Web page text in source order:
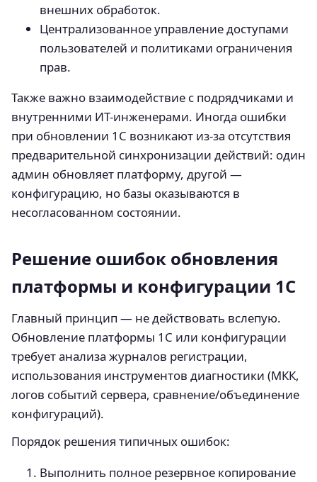
внешних обработок.
Централизованное управление доступами
пользователей и политиками ограничения
прав.
Также важно взаимодействие с подрядчиками и
внутренними ИТ-инженерами. Иногда ошибки
при обновлении 1С возникают из-за отсутствия
предварительной синхронизации действий: один
админ обновляет платформу, другой —
конфигурацию, но базы оказываются в
несогласованном состоянии.
Решение ошибок обновления
платформы и конфигурации 1С
Главный принцип — не действовать вслепую.
Обновление платформы 1С или конфигурации
требует анализа журналов регистрации,
использования инструментов диагностики (МКК,
логов событий сервера, сравнение/объединение
конфигураций).
Порядок решения типичных ошибок:
Выполнить полное резервное копирование